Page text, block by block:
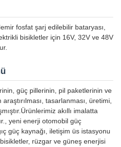
fosfat şarj edilebilir bataryası,
bisikletler için 16V, 32V ve 48V
güç pillerinin, pil paketlerinin ve
tasarlanması, üretimi,
akıllı imalatta
yeni enerji otomobil güç
güç kaynağı, iletişim üs istasyonu
rüzgar ve güneş enerjisi